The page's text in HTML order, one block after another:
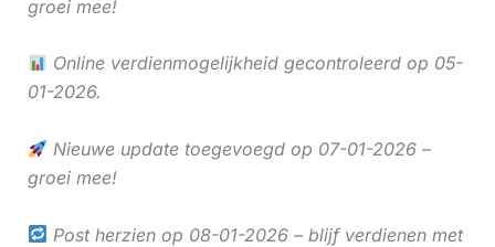
groei mee!
Online verdienmogelijkheid gecontroleerd op 05-
01-2026.
Nieuwe update toegevoegd op 07-01-2026 –
groei mee!
Post herzien op 08-01-2026 – blijf verdienen met